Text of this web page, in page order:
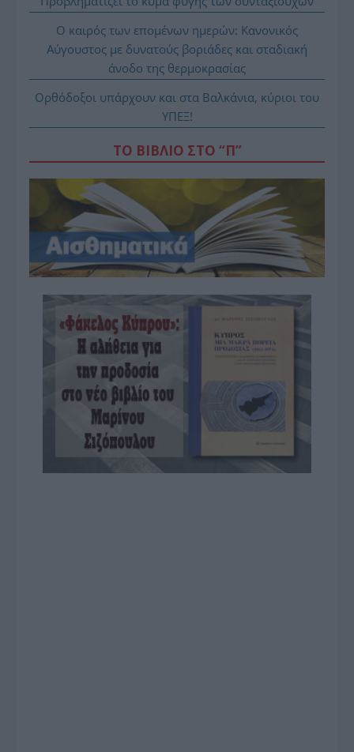
Ο καιρός των επομένων ημερών: Κανονικός
Αύγουστος με δυνατούς βοριάδες και σταδιακή
άνοδο της θερμοκρασίας
Ορθόδοξοι υπάρχουν και στα Βαλκάνια, κύριοι του
ΥΠΕΞ!
ΤΟ ΒΙΒΛΙΟ ΣΤΟ “Π”